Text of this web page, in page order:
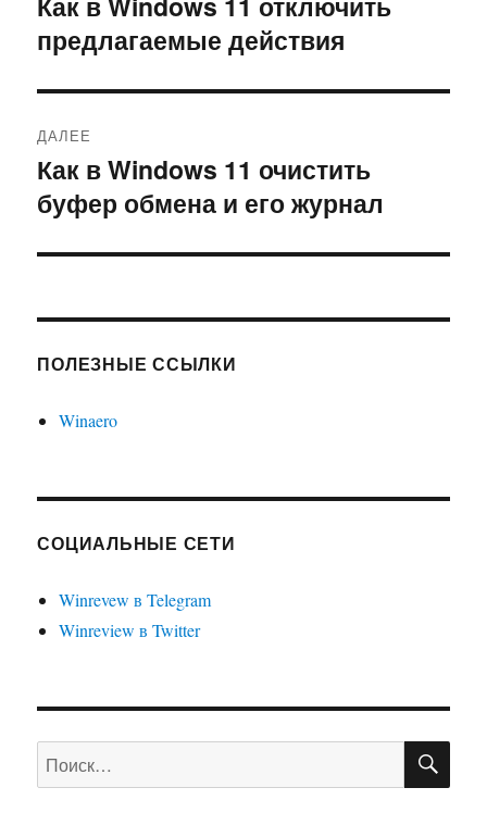
записям
запись:
предлагаемые действия
ДАЛЕЕ
Следующая
запись:
Как в Windows 11 очистить
буфер обмена и его журнал
ПОЛЕЗНЫЕ ССЫЛКИ
Winaero
СОЦИАЛЬНЫЕ СЕТИ
Winrevew в Telegram
Winreview в Twitter
Искать: